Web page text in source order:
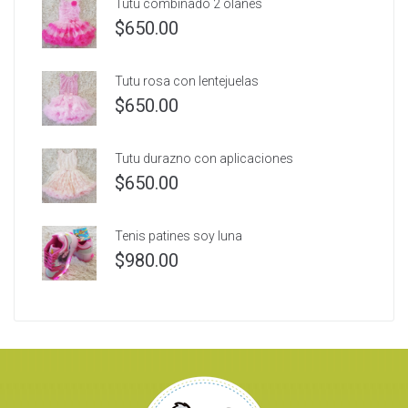
Tutu combinado 2 olanes
$650.00
Tutu rosa con lentejuelas
$650.00
Tutu durazno con aplicaciones
$650.00
Tenis patines soy luna
$980.00